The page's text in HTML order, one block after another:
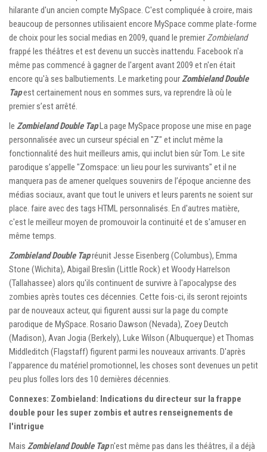
hilarante d'un ancien compte MySpace. C'est compliquée à croire, mais
beaucoup de personnes utilisaient encore MySpace comme plate-forme
de choix pour les social medias en 2009, quand le premierZombieland
frappé les théâtres et est devenu un succès inattendu. Facebook n'a
même pas commencé à gagner de l'argent avant 2009 et n'en était
encore qu'à ses balbutiements. Le marketing pourZombieland Double
Tapest certainement nous en sommes surs, va reprendre là où le
premier s’est arrêté.
le Zombieland Double TapLa page MySpace propose une mise en page
personnalisée avec un curseur spécial en "Z" et inclut même la
fonctionnalité des huit meilleurs amis, qui inclut bien sûr Tom. Le site
parodique s’appelle "Zomspace: un lieu pour les survivants" et il ne
manquera pas de amener quelques souvenirs de l’époque ancienne des
médias sociaux, avant que tout le univers et leurs parents ne soient sur
place. faire avec des tags HTML personnalisés. En d'autres matière,
c'est le meilleur moyen de promouvoir la continuité et de s'amuser en
même temps.
Zombieland Double Tapréunit Jesse Eisenberg (Columbus), Emma
Stone (Wichita), Abigail Breslin (Little Rock) et Woody Harrelson
(Tallahassee) alors qu'ils continuent de survivre à l'apocalypse des
zombies après toutes ces décennies. Cette fois-ci, ils seront rejoints
par de nouveaux acteur, qui figurent aussi sur la page du compte
parodique de MySpace. Rosario Dawson (Nevada), Zoey Deutch
(Madison), Avan Jogia (Berkely), Luke Wilson (Albuquerque) et Thomas
Middleditch (Flagstaff) figurent parmi les nouveaux arrivants. D'après
l'apparence du matériel promotionnel, les choses sont devenues un petit
peu plus folles lors des 10 dernières décennies.
Connexes: Zombieland: Indications du directeur sur la frappe
double pour les super zombis et autres renseignements de
l'intrigue
Mais Zombieland Double Tapn'est même pas dans les théâtres, il a déjà